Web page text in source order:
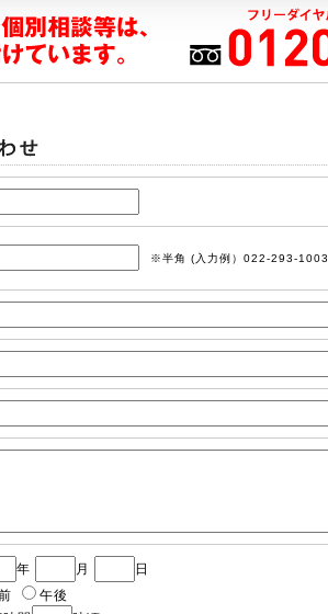
※半角 (入力例）022-293-1003
年 月
日
午後